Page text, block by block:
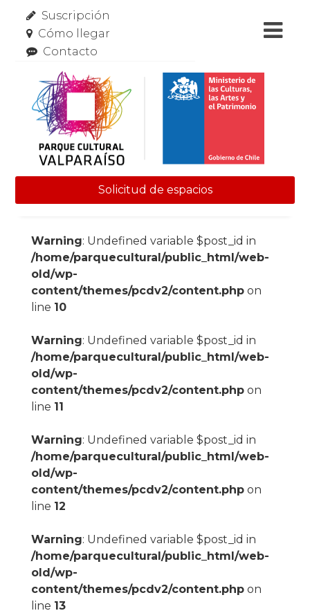
Suscripción
Cómo llegar
Contacto
Solicitud de espacios
Warning: Undefined variable $post_id in
/home/parquecultural/public_html/web-
old/wp-
content/themes/pcdv2/content.phpon
line 10
Warning: Undefined variable $post_id in
/home/parquecultural/public_html/web-
old/wp-
content/themes/pcdv2/content.phpon
line 11
Warning: Undefined variable $post_id in
/home/parquecultural/public_html/web-
old/wp-
content/themes/pcdv2/content.phpon
line 12
Warning: Undefined variable $post_id in
/home/parquecultural/public_html/web-
old/wp-
content/themes/pcdv2/content.phpon
line 13